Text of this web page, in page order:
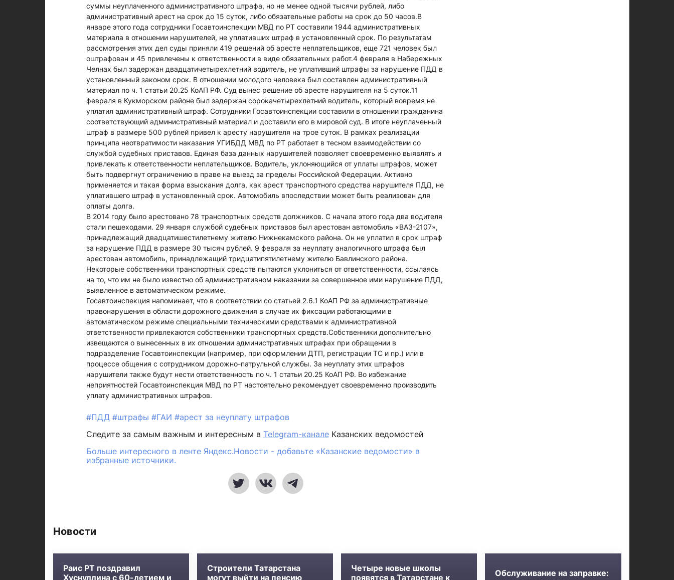
суммы неуплаченного административного штрафа, но не менее одной тысячи рублей, либо
административный арест на срок до 15 суток, либо обязательные работы на срок до 50 часов.В
январе этого года сотрудники Госавтоинспекции МВД по РТ составили 1944 административных
материала в отношении нарушителей, не уплативших штраф в установленный срок. По результатам
рассмотрения этих дел суды приняли 419 решений об аресте неплательщиков, еще 721 человек был
оштрафован и 45 привлечены к ответственности в виде обязательных работ.4 февраля в Набережных
Челнах был задержан двадцатичетырехлетний водитель, не уплативший штрафы за нарушение ПДД в
установленный законом срок. В отношении молодого человека был составлен административный
материал по ч. 1 статьи 20.25 КоАП РФ. Суд вынес решение об аресте нарушителя на 5 суток.11
февраля в Кукморском районе был задержан сорокачетырехлетний водитель, который вовремя не
уплатил административный штраф. Сотрудники Госавтоинспекции составили в отношении гражданина
соответствующий административный материал и доставили его в мировой суд. В итоге неуплаченный
штраф в размере 500 рублей привел к аресту нарушителя на трое суток. В рамках реализации
принципа неотвратимости наказания УГИБДД МВД по РТ работает в тесном взаимодействии со
службой судебных приставов. Единая база данных нарушителей позволяет своевременно выявлять и
привлекать к ответственности неплательщиков. Водитель, уклоняющийся от уплаты штрафов, может
быть подвергнут ограничению в праве на выезд за пределы Российской Федерации. Активно
применяется и такая форма взыскания долга, как арест транспортного средства нарушителя ПДД, не
уплатившего штраф в установленный срок. Автомобиль впоследствии может быть реализован для
оплаты долга.
В 2014 году было арестовано 78 транспортных средств должников. С начала этого года два водителя
стали пешеходами. 29 января службой судебных приставов был арестован автомобиль «ВАЗ-2107»,
принадлежащий двадцатишестилетнему жителю Нижнекамского района. Он не уплатил в срок штраф
за нарушение ПДД в размере 30 тысяч рублей. 9 февраля за неуплату аналогичного штрафа был
арестован автомобиль, принадлежащий тридцатипятилетнему жителю Бавлинского района.
Некоторые собственники транспортных средств пытаются уклониться от ответственности, ссылаясь
на то, что им не было известно об административном наказании за совершенное ими нарушение ПДД,
выявленное в автоматическом режиме.
Госавтоинспекция напоминает, что в соответствии со статьей 2.6.1 КоАП РФ за административные
правонарушения в области дорожного движения в случае их фиксации работающими в
автоматическом режиме специальными техническими средствами к административной
ответственности привлекаются собственники транспортных средств.Собственники дополнительно
извещаются о вынесенных в их отношении административных штрафах при обращении в
подразделение Госавтоинспекции (например, при оформлении ДТП, регистрации ТС и пр.) или в
процессе общения с сотрудником дорожно-патрульной службы. За неуплату этих штрафов
нарушители также будут нести ответственность по ч. 1 статьи 20.25 КоАП РФ. Во избежание
неприятностей Госавтоинспекция МВД по РТ настоятельно рекомендует своевременно производить
уплату административных штрафов.
#ПДД #штрафы #ГАИ #арест за неуплату штрафов
Следите за самым важным и интересным в Telegram-каналеКазанских ведомостей
Больше интересного в ленте Яндекс.Новости - добавьте «Казанские ведомости» в
избранные источники.
Новости
Раис РТ поздравил
Хуснуллина с 60-летием и
Строители Татарстана
могут выйти на пенсию
Четыре новые школы
появятся в Татарстане к
Обслуживание на заправке: